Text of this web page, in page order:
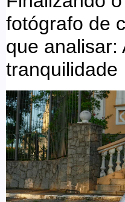
fotógrafo de
que analisar:
tranquilidade